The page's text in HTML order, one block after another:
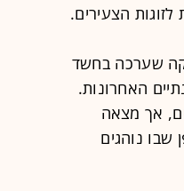
הצעירים.
שערכה בחשד
האחרונות.
אך מצאה
נוהגים